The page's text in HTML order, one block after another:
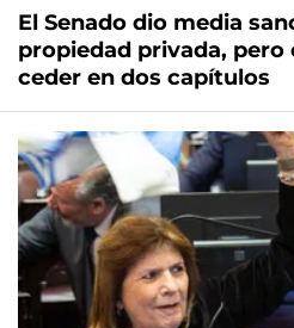
El Senado dio media
propiedad privada, pero
ceder en dos capítulos